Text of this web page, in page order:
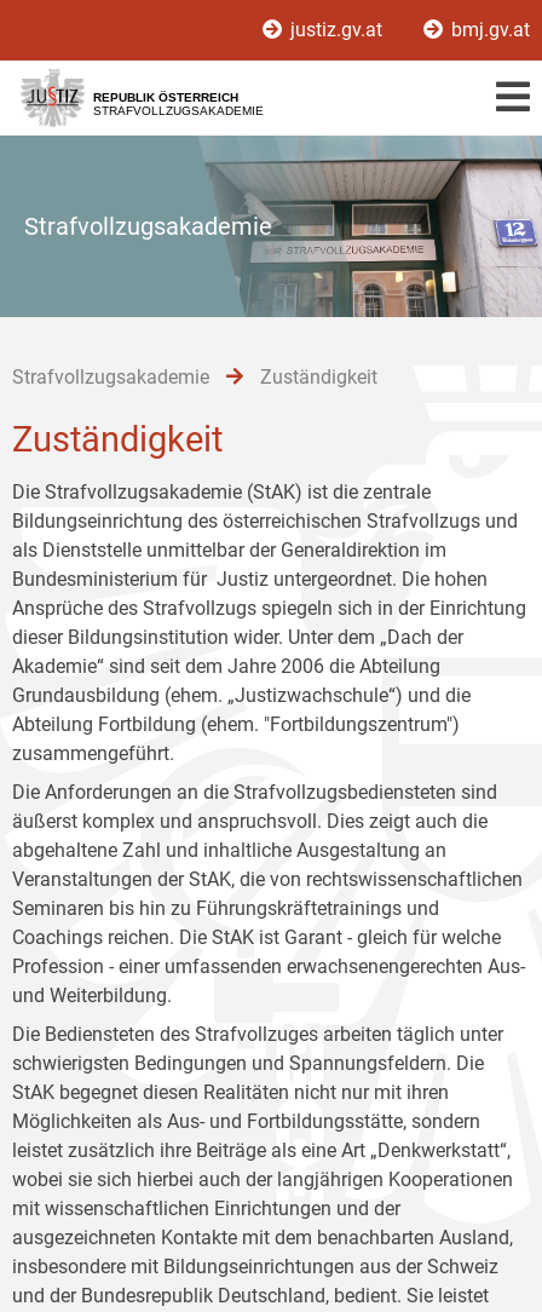
[1]
[2]
[3]
justiz.gv.at bmj.gv.at
REPUBLIK ÖSTERREICH
STRAFVOLLZUGSAKADEMIE
Strafvollzugsakademie
Strafvollzugsakademie Zuständigkeit
Zuständigkeit
Die Strafvollzugsakademie (StAK) ist die zentrale
Bildungseinrichtung des österreichischen Strafvollzugs und
als Dienststelle unmittelbar der Generaldirektion im
Bundesministerium für Justiz untergeordnet. Die hohen
Ansprüche des Strafvollzugs spiegeln sich in der Einrichtung
dieser Bildungsinstitution wider. Unter dem „Dach der
Akademie“ sind seit dem Jahre 2006 die Abteilung
Grundausbildung (ehem. „Justizwachschule“) und die
Abteilung Fortbildung (ehem. "Fortbildungszentrum")
zusammengeführt.
Die Anforderungen an die Strafvollzugsbediensteten sind
äußerst komplex und anspruchsvoll. Dies zeigt auch die
abgehaltene Zahl und inhaltliche Ausgestaltung an
Veranstaltungen der StAK, die von rechtswissenschaftlichen
Seminaren bis hin zu Führungskräftetrainings und
Coachings reichen. Die StAK ist Garant - gleich für welche
Profession - einer umfassenden erwachsenengerechten Aus-
und Weiterbildung.
Die Bediensteten des Strafvollzuges arbeiten täglich unter
schwierigsten Bedingungen und Spannungsfeldern. Die
StAK begegnet diesen Realitäten nicht nur mit ihren
Möglichkeiten als Aus- und Fortbildungsstätte, sondern
leistet zusätzlich ihre Beiträge als eine Art „Denkwerkstatt“,
wobei sie sich hierbei auch der langjährigen Kooperationen
mit wissenschaftlichen Einrichtungen und der
ausgezeichneten Kontakte mit dem benachbarten Ausland,
insbesondere mit Bildungseinrichtungen aus der Schweiz
und der Bundesrepublik Deutschland, bedient. Sie leistet